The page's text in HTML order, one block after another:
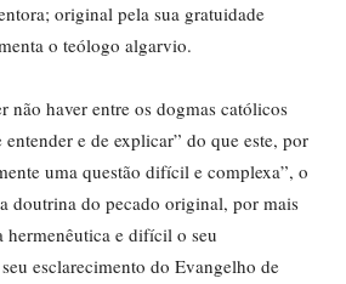
original pela sua gratuidade
o teólogo algarvio.
não haver entre os dogmas católicos
e de explicar” do que este, por
uma questão difícil e complexa”, o
doutrina do pecado original, por mais
hermenêutica e difícil o seu
esclarecimento do Evangelho de